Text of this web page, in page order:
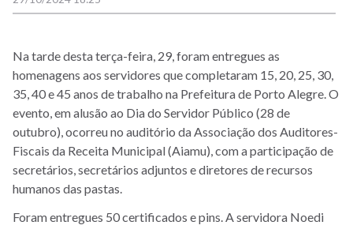
Na tarde desta terça-feira, 29, foram entregues as
homenagens aos servidores que completaram 15, 20, 25, 30,
35, 40 e 45 anos de trabalho na Prefeitura de Porto Alegre. O
evento, em alusão ao Dia do Servidor Público (28 de
outubro), ocorreu no auditório da Associação dos Auditores-
Fiscais da Receita Municipal (Aiamu), com a participação de
secretários, secretários adjuntos e diretores de recursos
humanos das pastas.
Foram entregues 50 certificados e pins. A servidora Noedi